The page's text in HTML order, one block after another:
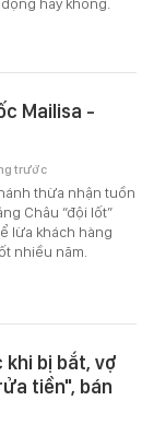
Mailisa -
thừa nhận tuồn
Châu “đội lốt”
lừa khách hàng
nhiều năm.
trước
bị bắt, vợ
tiền", bán